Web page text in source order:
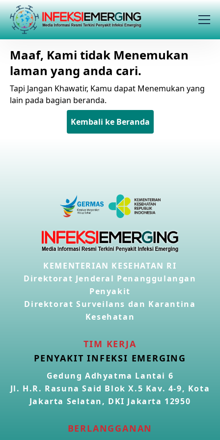
Maaf, Kami tidak Menemukan
laman yang anda cari.
Tapi Jangan Khawatir, Kamu dapat Menemukan yang
lain pada bagian beranda.
Kembali ke Beranda
KEMENTERIAN KESEHATAN RI
Direktorat Jenderal Penanggulangan
Penyakit
Direktorat Surveilans dan Karantina
Kesehatan
TIM KERJA
PENYAKIT INFEKSI EMERGING
Gedung Adhyatma Lantai 6
Jl. H.R. Rasuna Said Blok X.5 Kav. 4-9, Kota
Jakarta Selatan, DKI Jakarta 12950
BERLANGGANAN